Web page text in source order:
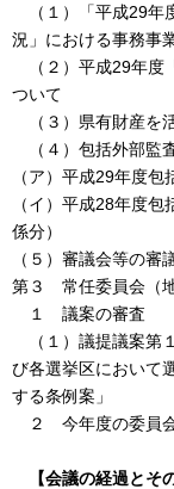
（１）「平成29年
況」における事務事
（２）平成29年度
ついて
（３）県有財産を
（４）包括外部監
（ア）平成29年度
（イ）平成28年度
係分）
（５）審議会等の審
第３ 常任委員会（地
１ 議案の審査
（１）議提議案第
び各選挙区において
する条例案」
２ 今年度の委員会
【会議の経過とそ